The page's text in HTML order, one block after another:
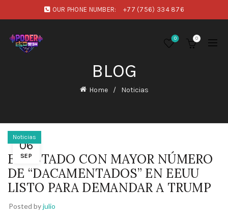
OUR PHONE NUMBER: +77 (756) 334 876
0 0
BLOG
Home Noticias
06
SEP
Noticias
EL ESTADO CON MAYOR NÚMERO
DE “DACAMENTADOS” EN EEUU
LISTO PARA DEMANDAR A TRUMP
Posted byjulio